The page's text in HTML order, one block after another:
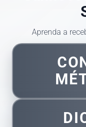
Aprenda a